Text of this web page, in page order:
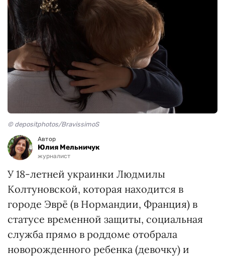
© depositphotos/BravissimoS
Автор
Юлия Мельничук
журналист
У 18-летней украинки Людмилы
Колтуновской, которая находится в
городе Эврё (в Нормандии, Франция) в
статусе временной защиты, социальная
служба прямо в роддоме отобрала
новорожденного ребенка (девочку) и